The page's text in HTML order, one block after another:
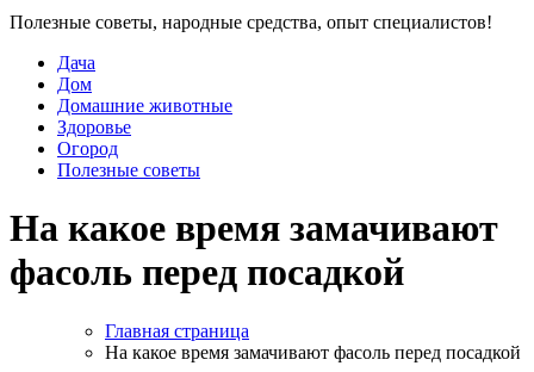
Полезные советы, народные средства, опыт специалистов!
Дача
Дом
Домашние животные
Здоровье
Огород
Полезные советы
На какое время замачивают
фасоль перед посадкой
Главная страница
На какое время замачивают фасоль перед посадкой